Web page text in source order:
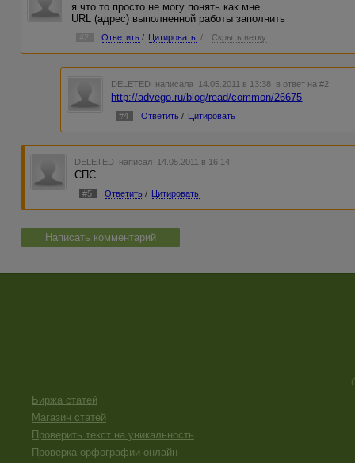
я что то просто не могу понять как мне
URL (адрес) выполненной работы заполнить
#2 Ответить / Цитировать / Скрыть ветку
DELETED написала 14.05.2011 в 13:38 в ответ на #2
http://advego.ru/blog/read/common/26675
#4 Ответить / Цитировать
DELETED написал 14.05.2011 в 16:14
СПС
#5 Ответить / Цитировать
Написать комментарий
Биржа статей
Магазин статей
Проверить текст на уникальность
Проверка орфографии онлайн